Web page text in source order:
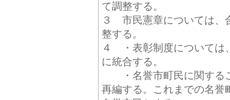
て調整する。
３ 市民憲章については、
整する。
４ ・表彰制度については
に統合する。
・名誉市町民に関する
再編する。これまでの名誉